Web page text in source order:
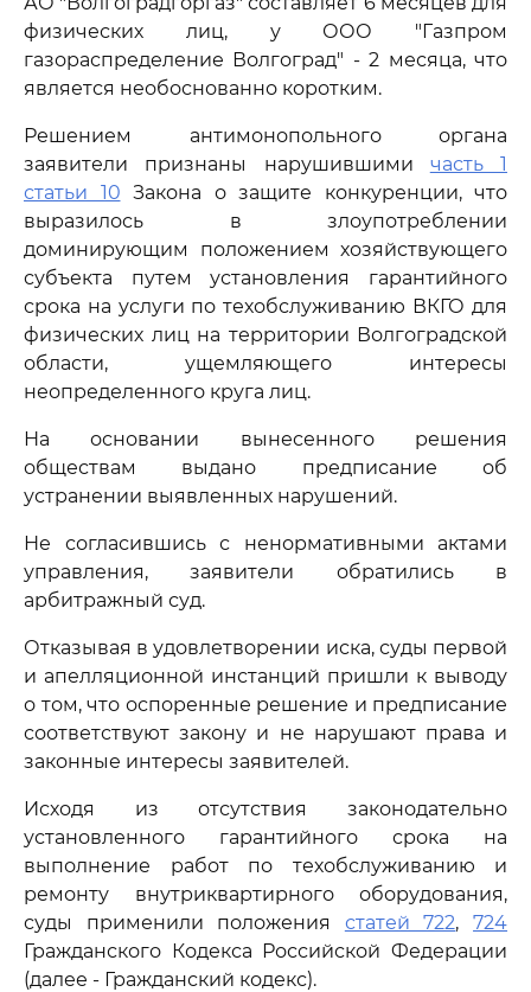
физических лиц, у ООО "Газпром
газораспределение Волгоград" - 2 месяца, что
является необоснованно коротким.
Решением антимонопольного органа
заявители признаны нарушившими часть 1
статьи 10 Закона о защите конкуренции, что
выразилось в злоупотреблении
доминирующим положением хозяйствующего
субъекта путем установления гарантийного
срока на услуги по техобслуживанию ВКГО для
физических лиц на территории Волгоградской
области, ущемляющего интересы
неопределенного круга лиц.
На основании вынесенного решения
обществам выдано предписание об
устранении выявленных нарушений.
Не согласившись с ненормативными актами
управления, заявители обратились в
арбитражный суд.
Отказывая в удовлетворении иска, суды первой
и апелляционной инстанций пришли к выводу
о том, что оспоренные решение и предписание
соответствуют закону и не нарушают права и
законные интересы заявителей.
Исходя из отсутствия законодательно
установленного гарантийного срока на
выполнение работ по техобслуживанию и
ремонту внутриквартирного оборудования,
суды применили положения статей 722,724
Гражданского Кодекса Российской Федерации
(далее - Гражданский кодекс).